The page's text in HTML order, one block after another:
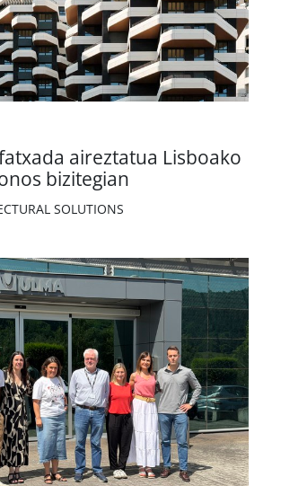
aireztatua Lisboako
bizitegian
SOLUTIONS